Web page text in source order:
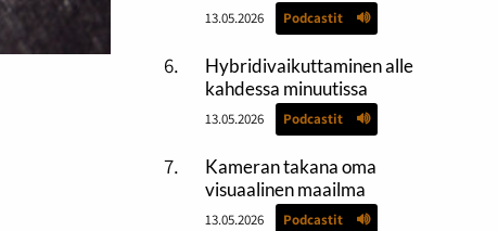
13.05.2026 Podcastit
Hybridivaikuttaminen alle
kahdessa minuutissa
13.05.2026 Podcastit
Kameran takana oma
visuaalinen maailma
13.05.2026 Podcastit